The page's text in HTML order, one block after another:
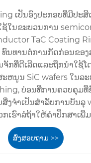
ເປັນອົງປະກອບທີ່ມີປະ
ຊ້ໃນຂະບວນການ
TaC Coating
ທົນທານຕໍ່ການກັດກ່ອນຂອງ
ກທີ່ດີເລີດແລະຖືກນໍາໃຊ້ໂ
ຫນູນ SiC wafers ໃນລ
ບ່ອນທີ່ການຄວບຄຸມທີ່
ງຈໍາເປັນສໍາລັບການບັນລຸ
ເຮົາລໍຖ້າໃຫ້ຄໍາປຶກສາເພີ່
ສົ່ງສອບຖາມ >>